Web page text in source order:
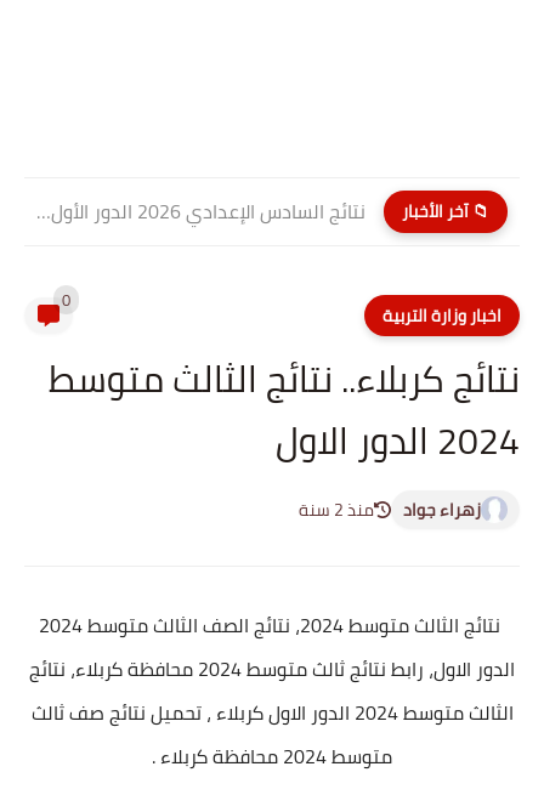
📁 آخر الأخبار نتائج السادس الإعدادي 2026 الدور الأول PDF كربلاء المقدسة| موقع...
اخبار وزارة التربية 0
نتائج كربلاء.. نتائج الثالث متوسط
2024 الدور الاول
زهراء جواد منذ 2 سنة
نتائج الثالث متوسط 2024، نتائج الصف الثالث متوسط 2024
الدور الاول، رابط نتائج ثالث متوسط 2024 محافظة كربلاء، نتائج
الثالث متوسط 2024 الدور الاول كربلاء ، تحميل نتائج صف ثالث
متوسط 2024 محافظة كربلاء .